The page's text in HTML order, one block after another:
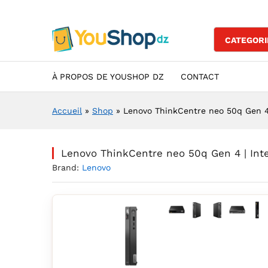
À PROPOS DE YOUSHOP DZ CONTACT
Accueil » Shop » Lenovo ThinkCentre neo 50q Gen
Lenovo ThinkCentre neo 50q Gen 4 |
Brand: Lenovo
Agrandir l’image :
Agrandir l’image :
AgrandirAgrandir